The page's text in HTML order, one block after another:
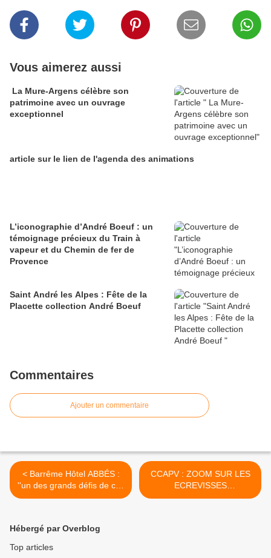
Vous aimerez aussi
La Mure-Argens célèbre son
patrimoine avec un ouvrage
exceptionnel
article sur le lien de l'agenda des animations
L’iconographie d’André Boeuf : un
témoignage précieux du Train à
vapeur et du Chemin de fer de
Provence
Saint André les Alpes : Fête de la
Placette collection André Boeuf
Commentaires
Ajouter un commentaire
< Barrême Hôtel ABBÉS :
''un des grands défis de ces
trois années à venir''
CCAPV : ZOOM SUR LES
ECREVISSES
INVASIVES (Américaine, de
Hébergé par Overblog
Top articles